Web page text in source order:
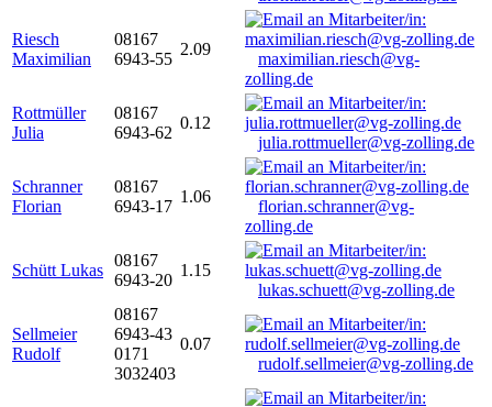
Riesch
Maximilian
08167
6943-55
2.09
maximilian.riesch@vg-
zolling.de
Rottmüller
Julia
08167
6943-62
0.12
julia.rottmueller@vg-zolling.de
Schranner
Florian
08167
6943-17
1.06
florian.schranner@vg-
zolling.de
Schütt Lukas
08167
6943-20
1.15
lukas.schuett@vg-zolling.de
Sellmeier
Rudolf
08167
6943-43
0171
3032403
0.07
rudolf.sellmeier@vg-zolling.de